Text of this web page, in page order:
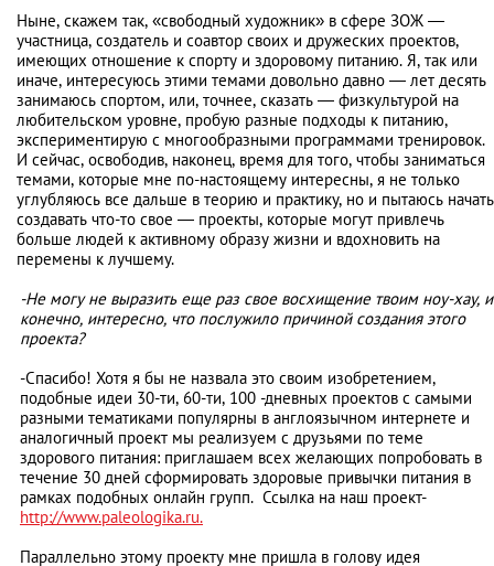
Ныне, скажем так, «свободный художник» в сфере ЗОЖ —
участница, создатель и соавтор своих и дружеских проектов,
имеющих отношение к спорту и здоровому питанию. Я, так или
иначе, интересуюсь этими темами довольно давно — лет десять
занимаюсь спортом, или, точнее, сказать — физкультурой на
любительском уровне, пробую разные подходы к питанию,
экспериментирую с многообразными программами тренировок.
И сейчас, освободив, наконец, время для того, чтобы заниматься
темами, которые мне по-настоящему интересны, я не только
углубляюсь все дальше в теорию и практику, но и пытаюсь начать
создавать что-то свое — проекты, которые могут привлечь
больше людей к активному образу жизни и вдохновить на
перемены к лучшему.
-Не могу не выразить еще раз свое восхищение твоим ноу-хау, и
конечно, интересно, что послужило причиной создания этого
проекта?
-Спасибо! Хотя я бы не назвала это своим изобретением,
подобные идеи 30-ти, 60-ти, 100 -дневных проектов с самыми
разными тематиками популярны в англоязычном интернете и
аналогичный проект мы реализуем с друзьями по теме
здорового питания: приглашаем всех желающих попробовать в
течение 30 дней сформировать здоровые привычки питания в
рамках подобных онлайн групп. Ссылка на наш проект-
http://www.paleologika.ru.
Параллельно этому проекту мне пришла в голову идея